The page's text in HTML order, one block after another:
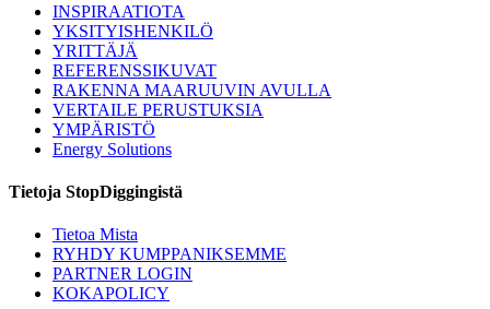
INSPIRAATIOTA
YKSITYISHENKILÖ
YRITTÄJÄ
REFERENSSIKUVAT
RAKENNA MAARUUVIN AVULLA
VERTAILE PERUSTUKSIA
YMPÄRISTÖ
Energy Solutions
Tietoja StopDiggingistä
Tietoa Mista
RYHDY KUMPPANIKSEMME
PARTNER LOGIN
KOKAPOLICY